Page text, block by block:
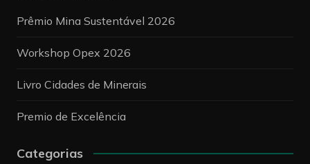
Prêmio Mina Sustentável 2026
Workshop Opex 2026
Livro Cidades de Minerais
Premio de Excelência
Categorias